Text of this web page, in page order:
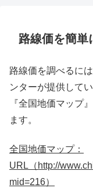
路線価を簡単
路線価を調べるに
ンターが提供してい
『全国地価マップ
ます。
全国地価マップ：
URL（http://
mid=216）